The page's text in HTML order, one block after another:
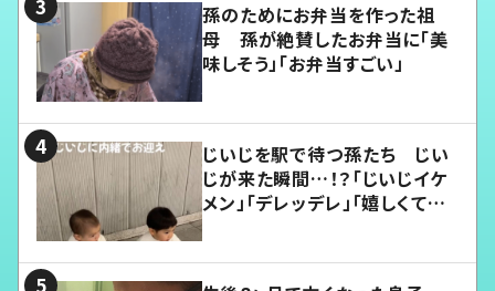
孫のためにお弁当を作った祖
母 孫が絶賛したお弁当に「美
味しそう」「お弁当すごい」
じいじを駅で待つ孫たち じい
じが来た瞬間…！？「じいじイケ
メン」「デレッデレ」「嬉しくて可